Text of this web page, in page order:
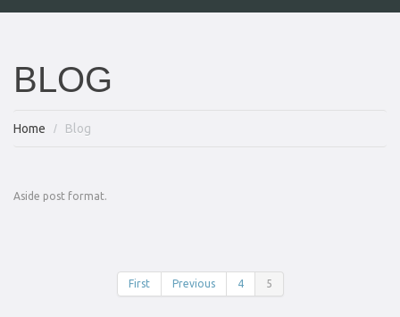
BLOG
Home Blog
Aside post format.
First Previous 4 5